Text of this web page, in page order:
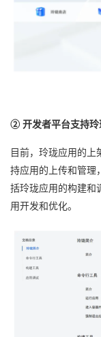
② 开发者平台支持玲
目前，玲珑应用的上
持应用的上传和管理
括玲珑应用的构建和
用开发和优化。